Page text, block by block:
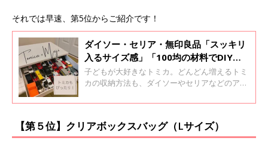
それでは早速、第5位からご紹介です！
ダイソー・セリア・無印良品「スッキリ
入るサイズ感」「100均の材料でDIY」
トミカ収納アイデア3選
子どもが大好きなトミカ。どんどん増えるトミ
カの収納方法も、ダイソーやセリアなどのアイ
付けのテンションも上がる、そんなトミカの収
す。
【第５位】クリアボックスバッグ（Lサイズ）